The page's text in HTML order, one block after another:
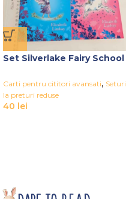
Set Silverlake Fairy School
Carti pentru cititori avansati, Seturi
la preturi reduse
40 lei